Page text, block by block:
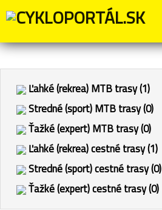
Ľahké (rekrea) MTB trasy (1)
Stredné (sport) MTB trasy (0)
Ťažké (expert) MTB trasy (0)
Ľahké (rekrea) cestné trasy (1)
Stredné (sport) cestné trasy (0)
Ťažké (expert) cestné trasy (0)